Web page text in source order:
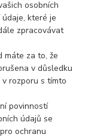
osobních
které je
zpracovávat
máte za to, že
v důsledku
rozporu s tímto
povinností
údajů se
ochranu